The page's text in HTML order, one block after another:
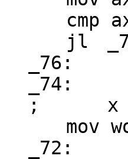
cmp
jl
_76:
_74:
; x
mov
_72: